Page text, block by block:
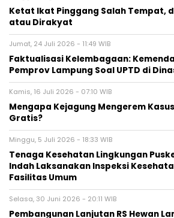
Ketat Ikat Pinggang Salah Tempat,
atau Dirakyat
Jumat, 24 Juli 2026 - 11:49 WIB
Faktualisasi Kelembagaan:
Pemprov Lampung Soal UPTD di
Kamis, 16 Juli 2026 - 07:10 WIB
Mengapa Kejagung Mengerem
Gratis?
Minggu, 5 Juli 2026 - 18:33 WIB
Tenaga Kesehatan Lingkungan
Indah Laksanakan Inspeksi
Fasilitas Umum
Selasa, 30 Juni 2026 - 20:11 WIB
Pembangunan Lanjutan RS Hewan